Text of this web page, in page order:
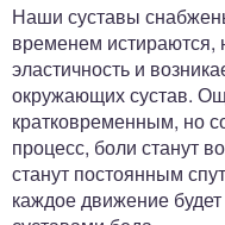
Наши суставы
временем истираются,
эластичность и
окружающих сустав.
кратковременным, но
процесс, боли станут
станут постоянным
каждое движение